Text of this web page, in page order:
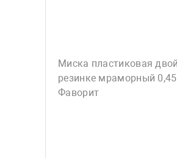
Миска пластиковая
резинке мраморный
Фаворит